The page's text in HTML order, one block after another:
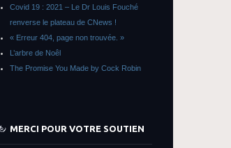
Covid 19 : 2021 – Le Dr Louis Fouché
renverse le plateau de CNews !
« Erreur 404, page non trouvée. »
L’arbre de Noêl
The Promise You Made by Cock Robin
MERCI POUR VOTRE SOUTIEN